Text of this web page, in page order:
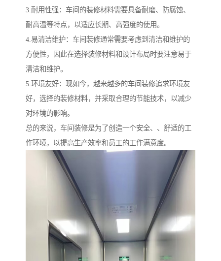
3.耐用性强：车间的装修材料需要具备耐磨、防腐蚀、
耐高温等特点，以适应长期、高强度的使用。
4.易清洁维护：车间装修通常需要考虑到清洁和维护的
方便性，因此在选择装修材料和设计布局时要注意易于
清洁和维护。
5.环境友好：现如今，越来越多的车间装修追求环境友
好，选择的装修材料，并采取合理的节能技术，以减少
对环境的影响。
总的来说，车间装修是为了创造一个安全、、舒适的工
作环境，以提高生产效率和员工的工作满意度。